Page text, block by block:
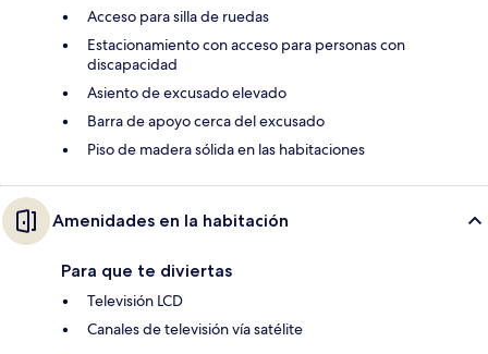
Acceso para silla de ruedas
Estacionamiento con acceso para personas con
discapacidad
Asiento de excusado elevado
Barra de apoyo cerca del excusado
Piso de madera sólida en las habitaciones
Amenidades en la habitación
Para que te diviertas
Televisión LCD
Canales de televisión vía satélite